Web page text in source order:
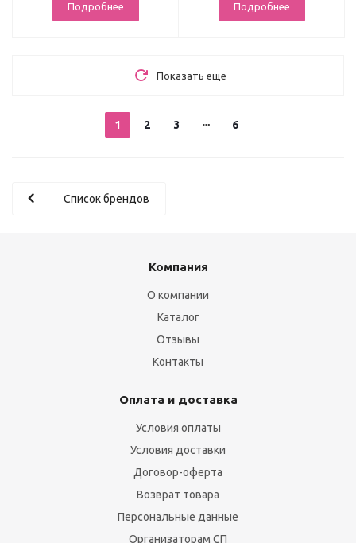
Подробнее Подробнее
Показать еще
1 2 3 6
Список брендов
Компания
О компании
Каталог
Отзывы
Контакты
Оплата и доставка
Условия оплаты
Условия доставки
Договор-оферта
Возврат товара
Персональные данные
Организаторам СП